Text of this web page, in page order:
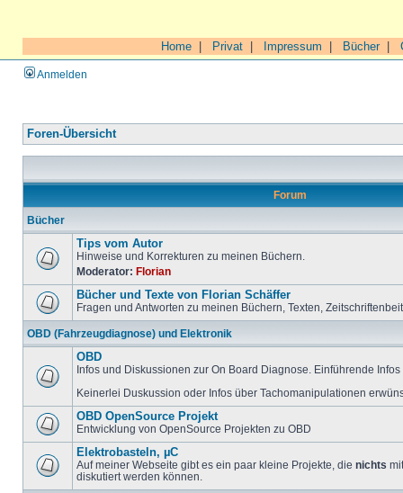
Home Privat Impressum Bücher|
Anmelden
Foren-Übersicht
Forum
Bücher
Tips vom Autor
Hinweise und Korrekturen zu meinen Büchern.
Moderator: Florian
Bücher und Texte von Florian Schäffer
Fragen und Antworten zu meinen Büchern, Texten,
OBD (Fahrzeugdiagnose) und Elektronik
OBD
Infos und Diskussionen zur On Board Diagnose. Einführende
Keinerlei Duskussion oder Infos über Tachomanipulationen
OBD OpenSource Projekt
Entwicklung von OpenSource Projekten zu OBD
Elektrobasteln, µC
Auf meiner Webseite gibt es ein paar kleine Projekte, die nichts
diskutiert werden können.